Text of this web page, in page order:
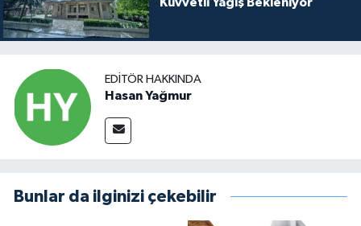
EDITÖR HAKKINDA
Hasan Yağmur
Bunlar da ilginizi çekebilir